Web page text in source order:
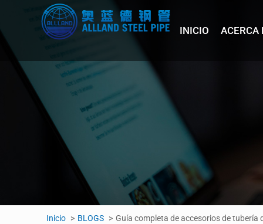
INICIO ACERCA
Inicio BLOGS Guía completa de accesorios de tubería